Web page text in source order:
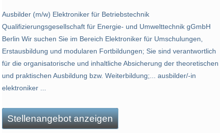
Ausbilder (m/w) Elektroniker für Betriebstechnik
Qualifizierungsgesellschaft für Energie- und Umwelttechnik gGmbH
Berlin Wir suchen Sie im Bereich Elektroniker für Umschulungen,
Erstausbildung und modularen Fortbildungen; Sie sind verantwortlich
für die organisatorische und inhaltliche Absicherung der theoretischen
und praktischen Ausbildung bzw. Weiterbildung;... ausbilder/-in
elektroniker ...
Stellenangebot anzeigen